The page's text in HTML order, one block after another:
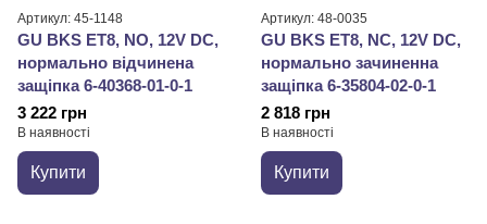
Артикул: 45-1148
GU BKS ET8, NO, 12V DC,
нормально відчинена
защіпка 6-40368-01-0-1
3 222 грн
В наявності
Купити
Артикул: 48-0035
GU BKS ET8, NC, 12V DC,
нормально зачиненна
защіпка 6-35804-02-0-1
2 818 грн
В наявності
Купити